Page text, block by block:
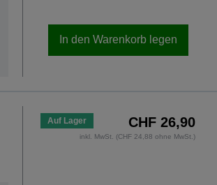
In den Warenkorb legen
Auf Lager CHF 26,90
inkl. MwSt. (CHF 24,88 ohne MwSt.)